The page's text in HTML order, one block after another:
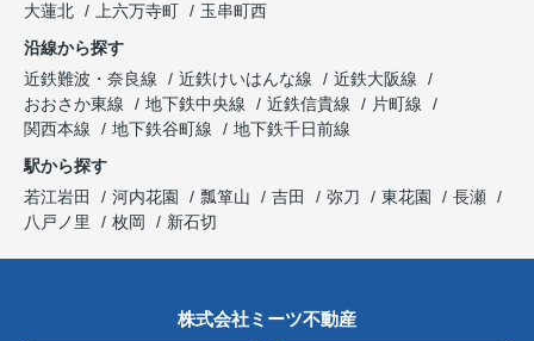
大蓮北
上六万寺町
玉串町西
沿線から探す
近鉄難波・奈良線
近鉄けいはんな線
近鉄大阪線
おおさか東線
地下鉄中央線 近鉄信貴線
片町線
関西本線
地下鉄谷町線
地下鉄千日前線
駅から探す
若江岩田
河内花園 瓢箪山 吉田 弥刀 東花園
長瀬
八戸ノ里
枚岡 新石切
株式会社ミーツ不動産